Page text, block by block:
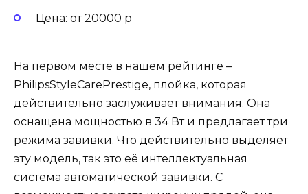
Цена: от 20000 р
На первом месте в нашем рейтинге –
PhilipsStyleCarePrestige, плойка, которая
действительно заслуживает внимания. Она
оснащена мощностью в 34 Вт и предлагает три
режима завивки. Что действительно выделяет
эту модель, так это её интеллектуальная
система автоматической завивки. С